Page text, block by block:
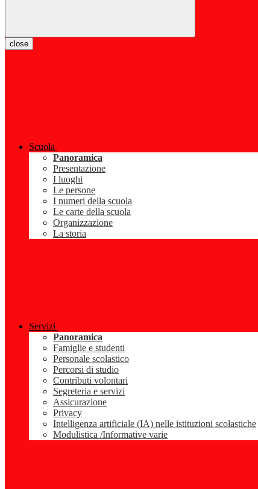
close
Scuola
Panoramica
Presentazione
I luoghi
Le persone
I numeri della scuola
Le carte della scuola
Organizzazione
La storia
Servizi
Panoramica
Famiglie e studenti
Personale scolastico
Percorsi di studio
Contributi volontari
Segreteria e servizi
Assicurazione
Privacy
Intelligenza artificiale (IA) nelle istituzioni scolastiche
Modulistica /Informative varie